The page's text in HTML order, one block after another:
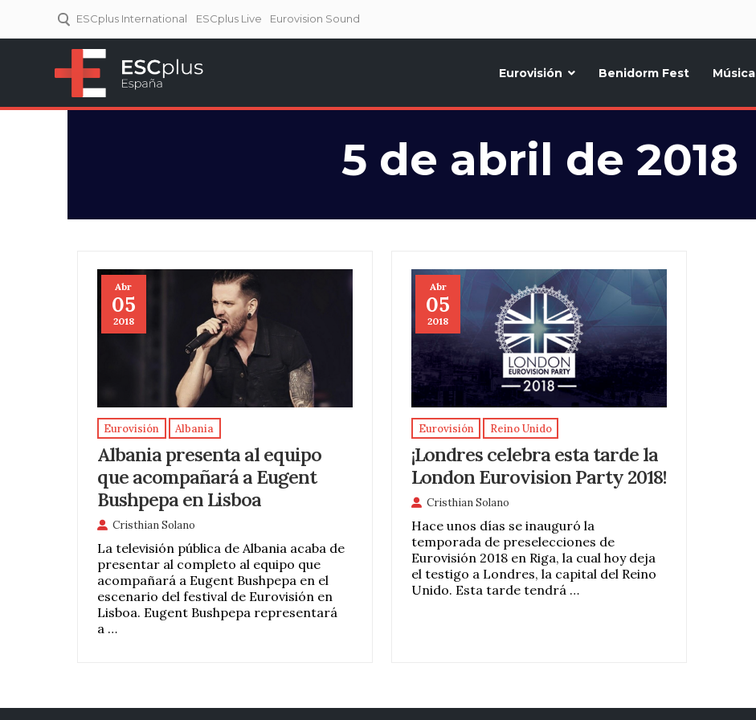
ESCplus International ESCplus Live Eurovision Sound
Eurovisión Benidorm Fest Música
5 de abril de 2018
Abr
05
2018
Eurovisión Albania
Albania presenta al equipo
que acompañará a Eugent
Bushpepa en Lisboa
Cristhian Solano
La televisión pública de Albania acaba de
presentar al completo al equipo que
acompañará a Eugent Bushpepa en el
escenario del festival de Eurovisión en
Lisboa. Eugent Bushpepa representará
a …
Abr
05
2018
Eurovisión Reino Unido
¡Londres celebra esta tarde la
London Eurovision Party 2018!
Cristhian Solano
Hace unos días se inauguró la
temporada de preselecciones de
Eurovisión 2018 en Riga, la cual hoy deja
el testigo a Londres, la capital del Reino
Unido. Esta tarde tendrá …